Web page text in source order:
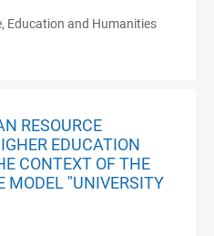
Education and Humanities
RESOURCE
EDUCATION
CONTEXT OF THE
MODEL "UNIVERSITY